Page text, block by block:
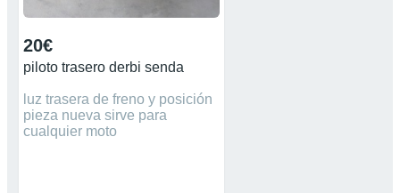
20€
piloto trasero derbi senda
luz trasera de freno y posición
pieza nueva sirve para
cualquier moto